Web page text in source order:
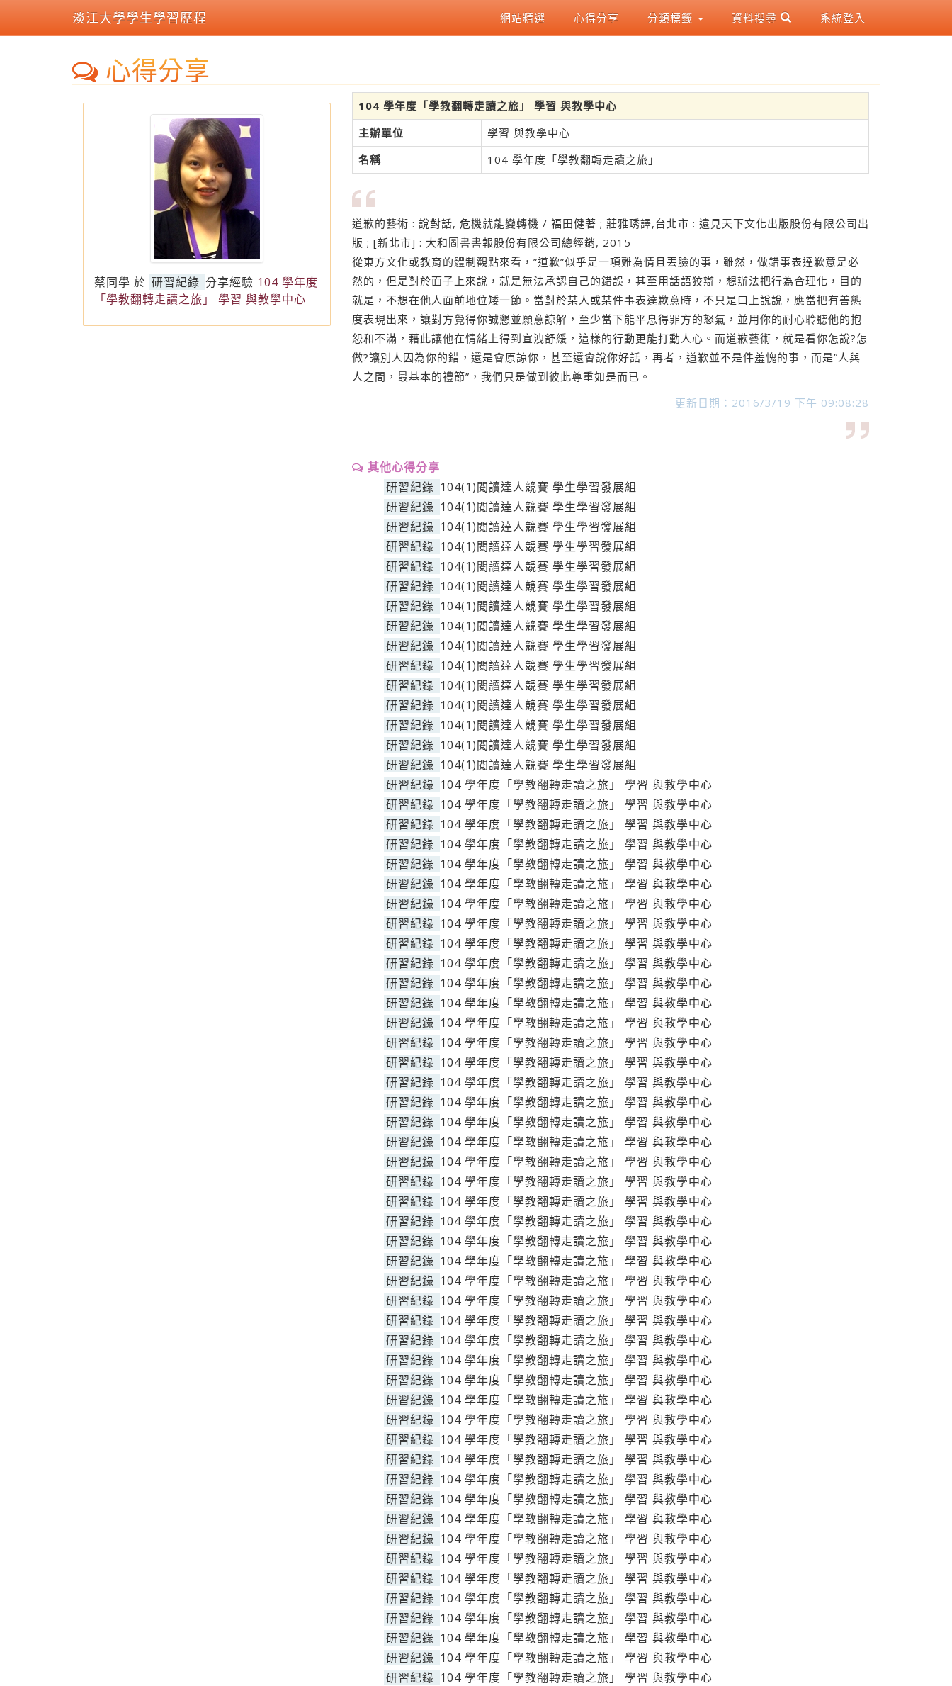
淡江大學學生學習歷程 網站精選 心得分享 分類標籤 資料搜尋 系統登入
心得分享
蔡同學 於 研習紀錄 分享經驗 104 學年度
「學教翻轉走讀之旅」 學習 與教學中心
104 學年度「學教翻轉走讀之旅」 學習 與教學中心
主辦單位
學習 與教學中心
名稱
104 學年度「學教翻轉走讀之旅」
道歉的藝術 : 說對話, 危機就能變轉機 / 福田健著 ; 莊雅琇譯,台北市 : 遠見天下文化出版股份有限公司出
版 ; [新北市] : 大和圖書書報股份有限公司總經銷, 2015
從東方文化或教育的體制觀點來看，”道歉”似乎是一項難為情且丟臉的事，雖然，做錯事表達歉意是必
然的，但是對於面子上來說，就是無法承認自己的錯誤，甚至用話語狡辯，想辦法把行為合理化，目的
就是，不想在他人面前地位矮一節。當對於某人或某件事表達歉意時，不只是口上說說，應當把有善態
度表現出來，讓對方覺得你誠懇並願意諒解，至少當下能平息得罪方的怒氣，並用你的耐心聆聽他的抱
怨和不滿，藉此讓他在情緒上得到宣洩舒緩，這樣的行動更能打動人心。而道歉藝術，就是看你怎說?怎
做?讓別人因為你的錯，還是會原諒你，甚至還會說你好話，再者，道歉並不是件羞愧的事，而是”人與
人之間，最基本的禮節”，我們只是做到彼此尊重如是而已。
更新日期：2016/3/19 下午 09:08:28
其他心得分享
研習紀錄 104(1)閱讀達人競賽 學生學習發展組
研習紀錄 104(1)閱讀達人競賽 學生學習發展組
研習紀錄 104(1)閱讀達人競賽 學生學習發展組
研習紀錄 104(1)閱讀達人競賽 學生學習發展組
研習紀錄 104(1)閱讀達人競賽 學生學習發展組
研習紀錄 104(1)閱讀達人競賽 學生學習發展組
研習紀錄 104(1)閱讀達人競賽 學生學習發展組
研習紀錄 104(1)閱讀達人競賽 學生學習發展組
研習紀錄 104(1)閱讀達人競賽 學生學習發展組
研習紀錄 104(1)閱讀達人競賽 學生學習發展組
研習紀錄 104(1)閱讀達人競賽 學生學習發展組
研習紀錄 104(1)閱讀達人競賽 學生學習發展組
研習紀錄 104(1)閱讀達人競賽 學生學習發展組
研習紀錄 104(1)閱讀達人競賽 學生學習發展組
研習紀錄 104(1)閱讀達人競賽 學生學習發展組
研習紀錄 104 學年度「學教翻轉走讀之旅」 學習 與教學中心
研習紀錄 104 學年度「學教翻轉走讀之旅」 學習 與教學中心
研習紀錄 104 學年度「學教翻轉走讀之旅」 學習 與教學中心
研習紀錄 104 學年度「學教翻轉走讀之旅」 學習 與教學中心
研習紀錄 104 學年度「學教翻轉走讀之旅」 學習 與教學中心
研習紀錄 104 學年度「學教翻轉走讀之旅」 學習 與教學中心
研習紀錄 104 學年度「學教翻轉走讀之旅」 學習 與教學中心
研習紀錄 104 學年度「學教翻轉走讀之旅」 學習 與教學中心
研習紀錄 104 學年度「學教翻轉走讀之旅」 學習 與教學中心
研習紀錄 104 學年度「學教翻轉走讀之旅」 學習 與教學中心
研習紀錄 104 學年度「學教翻轉走讀之旅」 學習 與教學中心
研習紀錄 104 學年度「學教翻轉走讀之旅」 學習 與教學中心
研習紀錄 104 學年度「學教翻轉走讀之旅」 學習 與教學中心
研習紀錄 104 學年度「學教翻轉走讀之旅」 學習 與教學中心
研習紀錄 104 學年度「學教翻轉走讀之旅」 學習 與教學中心
研習紀錄 104 學年度「學教翻轉走讀之旅」 學習 與教學中心
研習紀錄 104 學年度「學教翻轉走讀之旅」 學習 與教學中心
研習紀錄 104 學年度「學教翻轉走讀之旅」 學習 與教學中心
研習紀錄 104 學年度「學教翻轉走讀之旅」 學習 與教學中心
研習紀錄 104 學年度「學教翻轉走讀之旅」 學習 與教學中心
研習紀錄 104 學年度「學教翻轉走讀之旅」 學習 與教學中心
研習紀錄 104 學年度「學教翻轉走讀之旅」 學習 與教學中心
研習紀錄 104 學年度「學教翻轉走讀之旅」 學習 與教學中心
研習紀錄 104 學年度「學教翻轉走讀之旅」 學習 與教學中心
研習紀錄 104 學年度「學教翻轉走讀之旅」 學習 與教學中心
研習紀錄 104 學年度「學教翻轉走讀之旅」 學習 與教學中心
研習紀錄 104 學年度「學教翻轉走讀之旅」 學習 與教學中心
研習紀錄 104 學年度「學教翻轉走讀之旅」 學習 與教學中心
研習紀錄 104 學年度「學教翻轉走讀之旅」 學習 與教學中心
研習紀錄 104 學年度「學教翻轉走讀之旅」 學習 與教學中心
研習紀錄 104 學年度「學教翻轉走讀之旅」 學習 與教學中心
研習紀錄 104 學年度「學教翻轉走讀之旅」 學習 與教學中心
研習紀錄 104 學年度「學教翻轉走讀之旅」 學習 與教學中心
研習紀錄 104 學年度「學教翻轉走讀之旅」 學習 與教學中心
研習紀錄 104 學年度「學教翻轉走讀之旅」 學習 與教學中心
研習紀錄 104 學年度「學教翻轉走讀之旅」 學習 與教學中心
研習紀錄 104 學年度「學教翻轉走讀之旅」 學習 與教學中心
研習紀錄 104 學年度「學教翻轉走讀之旅」 學習 與教學中心
研習紀錄 104 學年度「學教翻轉走讀之旅」 學習 與教學中心
研習紀錄 104 學年度「學教翻轉走讀之旅」 學習 與教學中心
研習紀錄 104 學年度「學教翻轉走讀之旅」 學習 與教學中心
研習紀錄 104 學年度「學教翻轉走讀之旅」 學習 與教學中心
研習紀錄 104 學年度「學教翻轉走讀之旅」 學習 與教學中心
研習紀錄 104 學年度「學教翻轉走讀之旅」 學習 與教學中心
研習紀錄 104 學年度「學教翻轉走讀之旅」 學習 與教學中心
研習紀錄 104 學年度「學教翻轉走讀之旅」 學習 與教學中心